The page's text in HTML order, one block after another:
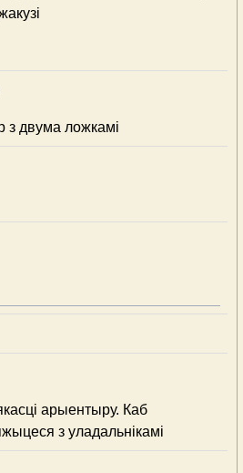
двума ложкамі
арыентыру. Каб
з уладальнікамі